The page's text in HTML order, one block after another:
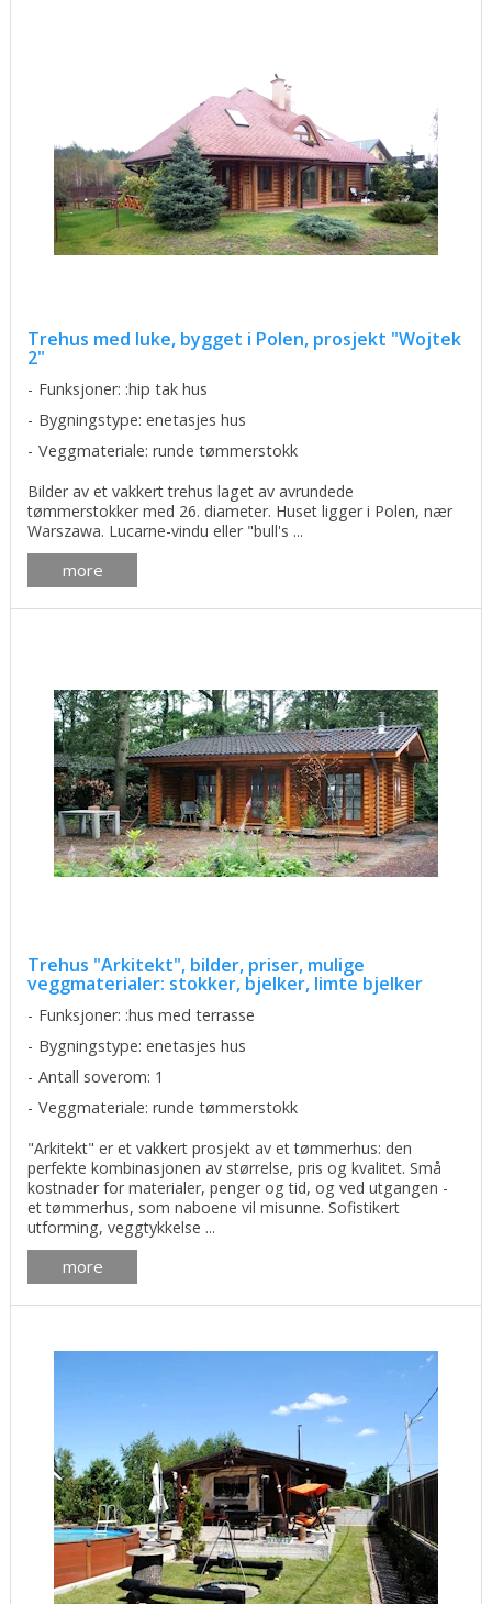
Trehus med luke, bygget i Polen, prosjekt "Wojtek
2"
Funksjoner: :hip tak hus
Bygningstype: enetasjes hus
Veggmateriale: runde tømmerstokk
Bilder av et vakkert trehus laget av avrundede
tømmerstokker med 26. diameter. Huset ligger i Polen, nær
Warszawa. Lucarne-vindu eller "bull's ...
more
Trehus "Arkitekt", bilder, priser, mulige
veggmaterialer: stokker, bjelker, limte bjelker
Funksjoner: :hus med terrasse
Bygningstype: enetasjes hus
Antall soverom: 1
Veggmateriale: runde tømmerstokk
"Arkitekt" er et vakkert prosjekt av et tømmerhus: den
perfekte kombinasjonen av størrelse, pris og kvalitet. Små
kostnader for materialer, penger og tid, og ved utgangen -
et tømmerhus, som naboene vil misunne. Sofistikert
utforming, veggtykkelse ...
more